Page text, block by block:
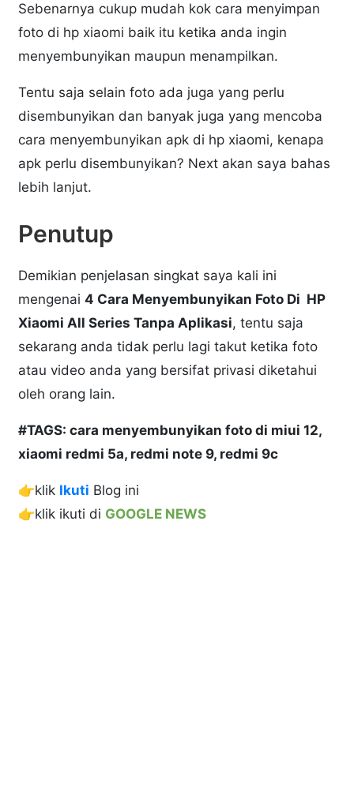
Sebenarnya cukup mudah kok cara menyimpan
foto di hp xiaomi baik itu ketika anda ingin
menyembunyikan maupun menampilkan.
Tentu saja selain foto ada juga yang perlu
disembunyikan dan banyak juga yang mencoba
cara menyembunyikan apk di hp xiaomi, kenapa
apk perlu disembunyikan? Next akan saya bahas
lebih lanjut.
Penutup
Demikian penjelasan singkat saya kali ini
mengenai4 Cara Menyembunyikan Foto Di HP
Xiaomi All Series Tanpa Aplikasi, tentu saja
sekarang anda tidak perlu lagi takut ketika foto
atau video anda yang bersifat privasi diketahui
oleh orang lain.
#TAGS: cara menyembunyikan foto di miui 12,
xiaomi redmi 5a, redmi note 9, redmi 9c
👉klik Ikuti Blog ini
👉klik ikuti di GOOGLE NEWS